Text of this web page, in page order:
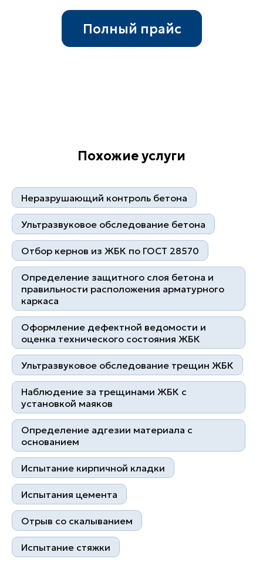
Похожие услуги
Неразрушающий контроль бетона
Ультразвуковое обследование бетона
Отбор кернов из ЖБК по ГОСТ 28570
Определение защитного слоя бетона и
правильности расположения арматурного
каркаса
Оформление дефектной ведомости и
оценка технического состояния ЖБК
Ультразвуковое обследование трещин ЖБК
Наблюдение за трещинами ЖБК с
установкой маяков
Определение адгезии материала с
основанием
Испытание кирпичной кладки
Испытания цемента
Отрыв со скалыванием
Испытание стяжки
Квалифицированные
специалисты
Контроль на каждом этапе
Более 1000 клиентов
10 лет успешной работы
Контакты
@skb_eng
Написать в MAX
+7 (495) 178 04 89